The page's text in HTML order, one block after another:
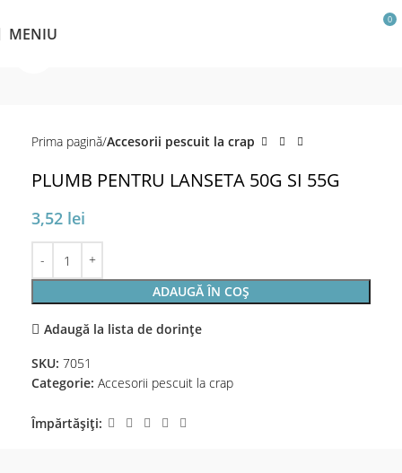
MENIU
0
Prima pagină Accesorii pescuit la crap
PLUMB PENTRU LANSETA 50G SI 55G
3,52 lei
ADAUGĂ ÎN COȘ
Adaugă la lista de dorințe
SKU: 7051
Categorie: Accesorii pescuit la crap
Împărtășiți: